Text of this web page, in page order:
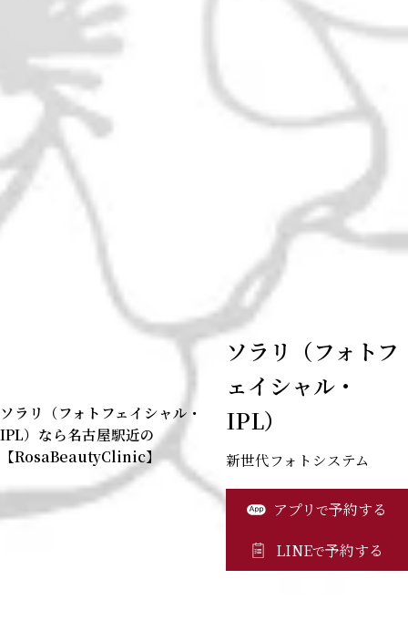
ソラリ（フォトフェイシャル・
IPL）なら名古屋駅近の
【RosaBeautyClinic】
ソラリ（フォトフ
ェイシャル・
IPL）
新世代フォトシステム
アプリで予約する
LINEで予約する